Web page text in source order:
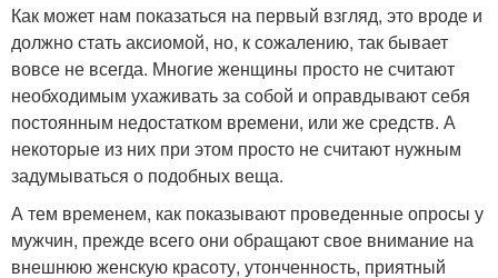
Как может нам показаться на первый взгляд, это вроде и
должно стать аксиомой, но, к сожалению, так бывает
вовсе не всегда. Многие женщины просто не считают
необходимым ухаживать за собой и оправдывают себя
постоянным недостатком времени, или же средств. А
некоторые из них при этом просто не считают нужным
задумываться о подобных веща.
А тем временем, как показывают проведенные опросы у
мужчин, прежде всего они обращают свое внимание на
внешнюю женскую красоту, утонченность, приятный